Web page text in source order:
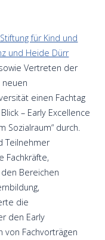
für Kind und
und Heide Dürr
Vertreten der
neuen
einen Fachtag
– Early Excellence
Sozialraum“ durch.
Teilnehmer
Fachkräfte,
Bereichen
die
den Early
von Fachvorträgen